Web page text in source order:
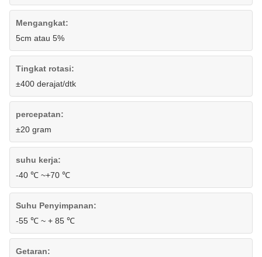
Mengangkat:
5cm atau 5%
Tingkat rotasi:
±400 derajat/dtk
percepatan:
±20 gram
suhu kerja:
-40 ℃ ~+70 ℃
Suhu Penyimpanan:
-55 ℃ ~ + 85 ℃
Getaran: